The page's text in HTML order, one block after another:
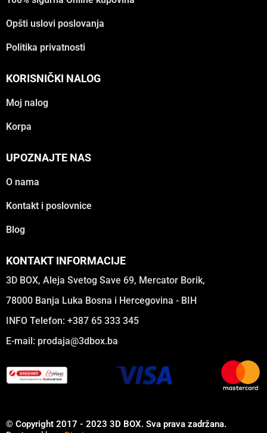
Opšti uslovi poslovanja
Politika privatnosti
KORISNIČKI NALOG
Moj nalog
Korpa
UPOZNAJTE NAS
O nama
Kontakt i poslovnice
Blog
KONTAKT INFORMACIJE
3D BOX, Aleja Svetog Save 69, Mercator Borik,
78000 Banja Luka Bosna i Hercegovina - BIH
INFO Telefon: +387 65 333 345
E-mail: prodaja@3dbox.ba
© Copyright 2017 - 2023 3D BOX. Sva prava zadržana.